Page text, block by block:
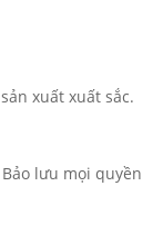
xuất xuất sắc.
Bảo lưu mọi quyền